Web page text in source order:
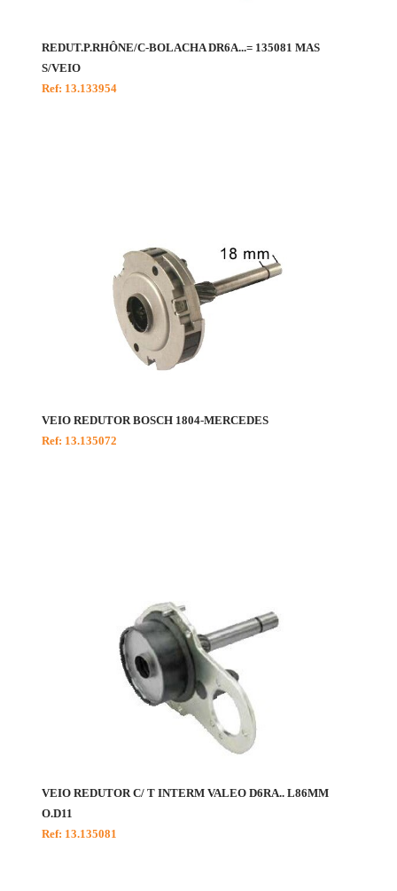
REDUT.P.RHÔNE/C-BOLACHA DR6A...= 135081 MAS
S/VEIO
Ref: 13.133954
VEIO REDUTOR BOSCH 1804-MERCEDES
Ref: 13.135072
VEIO REDUTOR C/ T INTERM VALEO D6RA.. L86MM
O.D11
Ref: 13.135081